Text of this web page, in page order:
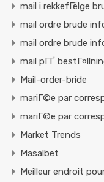
mail i rekkefГёlge
mail ordre brude
mail ordre brude
mail pГҐ
Mail-order-bride
mariГ©e par
mariГ©e par
Market Trends
Masalbet
Meilleur endroit